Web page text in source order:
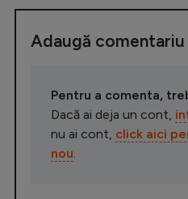
Adaugă comentariu
Pentru a comenta,
Dacă ai deja un cont,
nu ai cont, click aici
nou.